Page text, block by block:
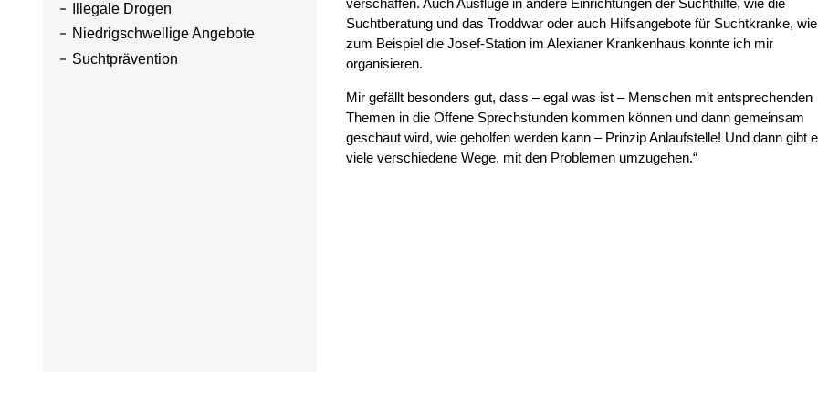
Illegale Drogen
Niedrigschwellige Angebote
Suchtprävention
Suchtberatung und das Troddwar oder auch Hilfsangebote für Suchtkranke, wie
zum Beispiel die Josef-Station im Alexianer Krankenhaus konnte ich mir
organisieren.
Mir gefällt besonders gut, dass – egal was ist – Menschen mit entsprechenden
Themen in die Offene Sprechstunden kommen können und dann gemeinsam
geschaut wird, wie geholfen werden kann – Prinzip Anlaufstelle! Und dann gibt
viele verschiedene Wege, mit den Problemen umzugehen.“